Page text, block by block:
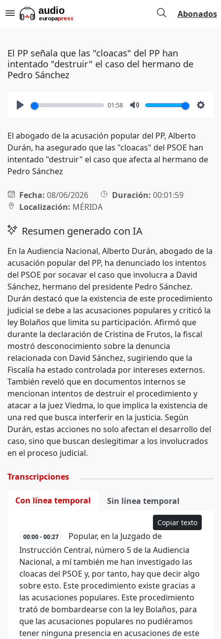
Abonados
El PP señala que las "cloacas" del PP han
intentado "destruir" el caso del hermano de
Pedro Sánchez
01:58
El abogado de la acusación popular del PP, Alberto
Durán, ha asegurado que las "cloacas" del PSOE han
intentado "destruir" el caso que afecta al hermano de
Pedro Sánchez
Fecha: 08/06/2026 Duración: 00:01:59
Localización: MÉRIDA
Resumen generado con IA
En la Audiencia Nacional, Alberto Durán, abogado de la
acusación popular del PP, ha denunciado los intentos
del PSOE por socavar el caso que involucra a David
Sánchez, hermano del presidente Pedro Sánchez.
Durán destacó que la existencia de este procedimiento
judicial se debe a las acusaciones populares y criticó la
ley Bolaños que limita su participación. Afirmó que
durante la declaración de Cristina de Frutos, la fiscal
mostró desconocimiento sobre la denuncia
relacionada con David Sánchez, sugiriendo que la
Fiscalía ha estado controlada por intereses externos.
También reveló que en documentos internos se
mencionan intentos de destruir el procedimiento y
atacar a la juez Viedma, lo que implica la existencia de
una red que busca interferir en la justicia. Según
Durán, estas acciones no solo afectan el desarrollo del
caso, sino que buscan deslegitimar a los involucrados
en el proceso judicial.
Transcripciones
Con línea temporal Sin línea temporal
Copiar texto
00:00 - 00:27
Popular, en la Juzgado de
Instrucción Central, número 5 de la Audiencia
Nacional, a mí también me han investigado las
cloacas del PSOE y, por tanto, hay que decir algo
sobre esto. Este procedimiento existe gracias a
las acusaciones populares. Este procedimiento
trató de bombardearse con la ley Bolaños, para
que las acusaciones populares no pudiéramos
tener ninguna presencia en acusaciones de este